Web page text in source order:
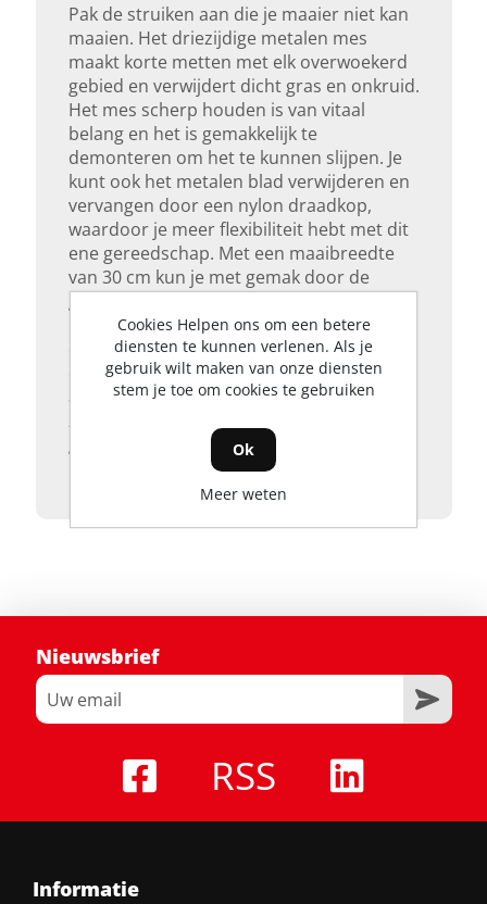
Pak de struiken aan die je maaier niet kan
maaien. Het driezijdige metalen mes
maakt korte metten met elk overwoekerd
gebied en verwijdert dicht gras en onkruid.
Het mes scherp houden is van vitaal
belang en het is gemakkelijk te
demonteren om het te kunnen slijpen. Je
kunt ook het metalen blad verwijderen en
vervangen door een nylon draadkop,
waardoor je meer flexibiliteit hebt met dit
ene gereedschap. Met een maaibreedte
van 30 cm kun je met gemak door de
gebieden maaien die je eerder niet kon
maaien, en heb je genoeg over in de accu
om een andere tuinklus aan te pakken! Al
onze unieke gepatenteerde ARC Lithium™
accu's passen in elk product, dus u kunt
zelf beslissen welke accu het meest
geschikt is voor uw werk.
Nieuwsbrief
RSS
Informatie
Cookies Helpen ons om een betere
diensten te kunnen verlenen. Als je
gebruik wilt maken van onze diensten
stem je toe om cookies te gebruiken
Ok
Meer weten